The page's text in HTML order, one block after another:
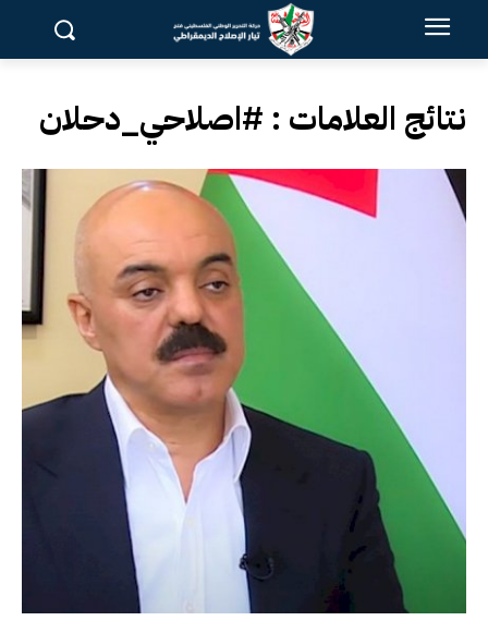
نتائج العلامات : #اصلاحي_دحلان